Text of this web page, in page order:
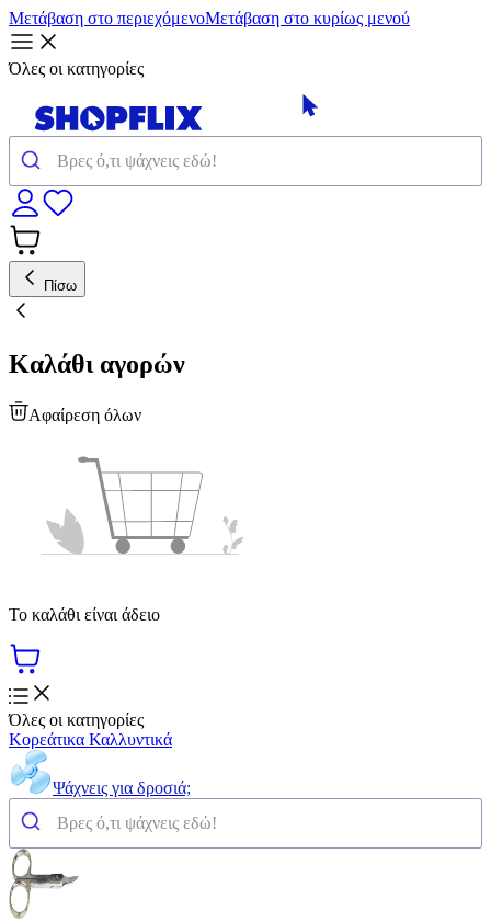
Μετάβαση στο περιεχόμενοΜετάβαση στο κυρίως μενού
Όλες οι κατηγορίες
Πίσω
Καλάθι αγορών
Αφαίρεση όλων
Το καλάθι είναι άδειο
Όλες οι κατηγορίες
Κορεάτικα Καλλυντικά
Ψάχνεις για δροσιά;